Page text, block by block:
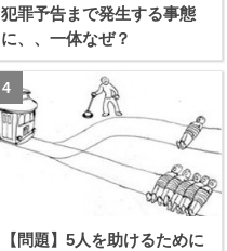
犯罪予告まで発生する事態
に、、一体なぜ？
【問題】5人を助けるために